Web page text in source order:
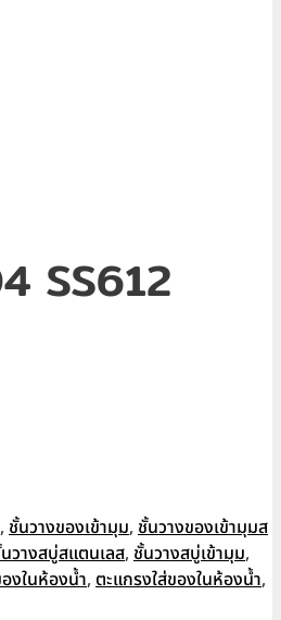
SS612
, ชั้นวางของเข้ามุม, ชั้นวางของเข้ามุมส
วางสบู่สแตนเลส, ชั้นวางสบู่เข้ามุม,
งในห้องน้ำ, ตะแกรงใส่ของในห้องน้ำ,